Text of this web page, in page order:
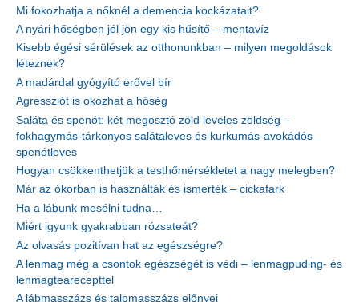
Mi fokozhatja a nőknél a demencia kockázatait?
A nyári hőségben jól jön egy kis hűsítő – mentavíz
Kisebb égési sérülések az otthonunkban – milyen megoldások
léteznek?
A madárdal gyógyító erővel bír
Agressziót is okozhat a hőség
Saláta és spenót: két megosztó zöld leveles zöldség –
fokhagymás-tárkonyos salátaleves és kurkumás-avokádós
spenótleves
Hogyan csökkenthetjük a testhőmérsékletet a nagy melegben?
Már az ókorban is használták és ismerték – cickafark
Ha a lábunk mesélni tudna…
Miért igyunk gyakrabban rózsateát?
Az olvasás pozitívan hat az egészségre?
A lenmag még a csontok egészségét is védi – lenmagpuding- és
lenmagtearecepttel
A lábmasszázs és talpmasszázs előnyei